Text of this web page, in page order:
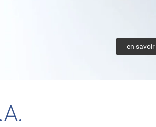
en savoir